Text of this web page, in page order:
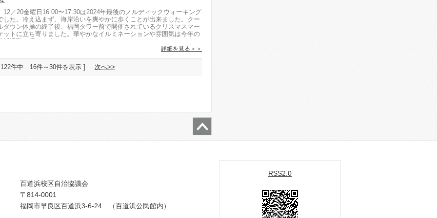
／20金曜日16:00〜17:30は2024年最後のノルディックウォーキング
した。冷え込まず、海岸沿いを爽やかに歩くことが出来ました。クー
ダウン体操の終了後、福岡タワー前で開催されているクリスマスマー
ットに立ち寄りました。華やかなイルミネーションや雰囲気は今年の
域活動の締めくくりにピッタリでした...
詳細を見る＞＞
件中 16件～30件を表示 ] 次へ>>
百道浜校区自治協議会
〒814-0001
福岡市早良区百道浜3-6-24 （百道浜公民館内）
RSS2.0